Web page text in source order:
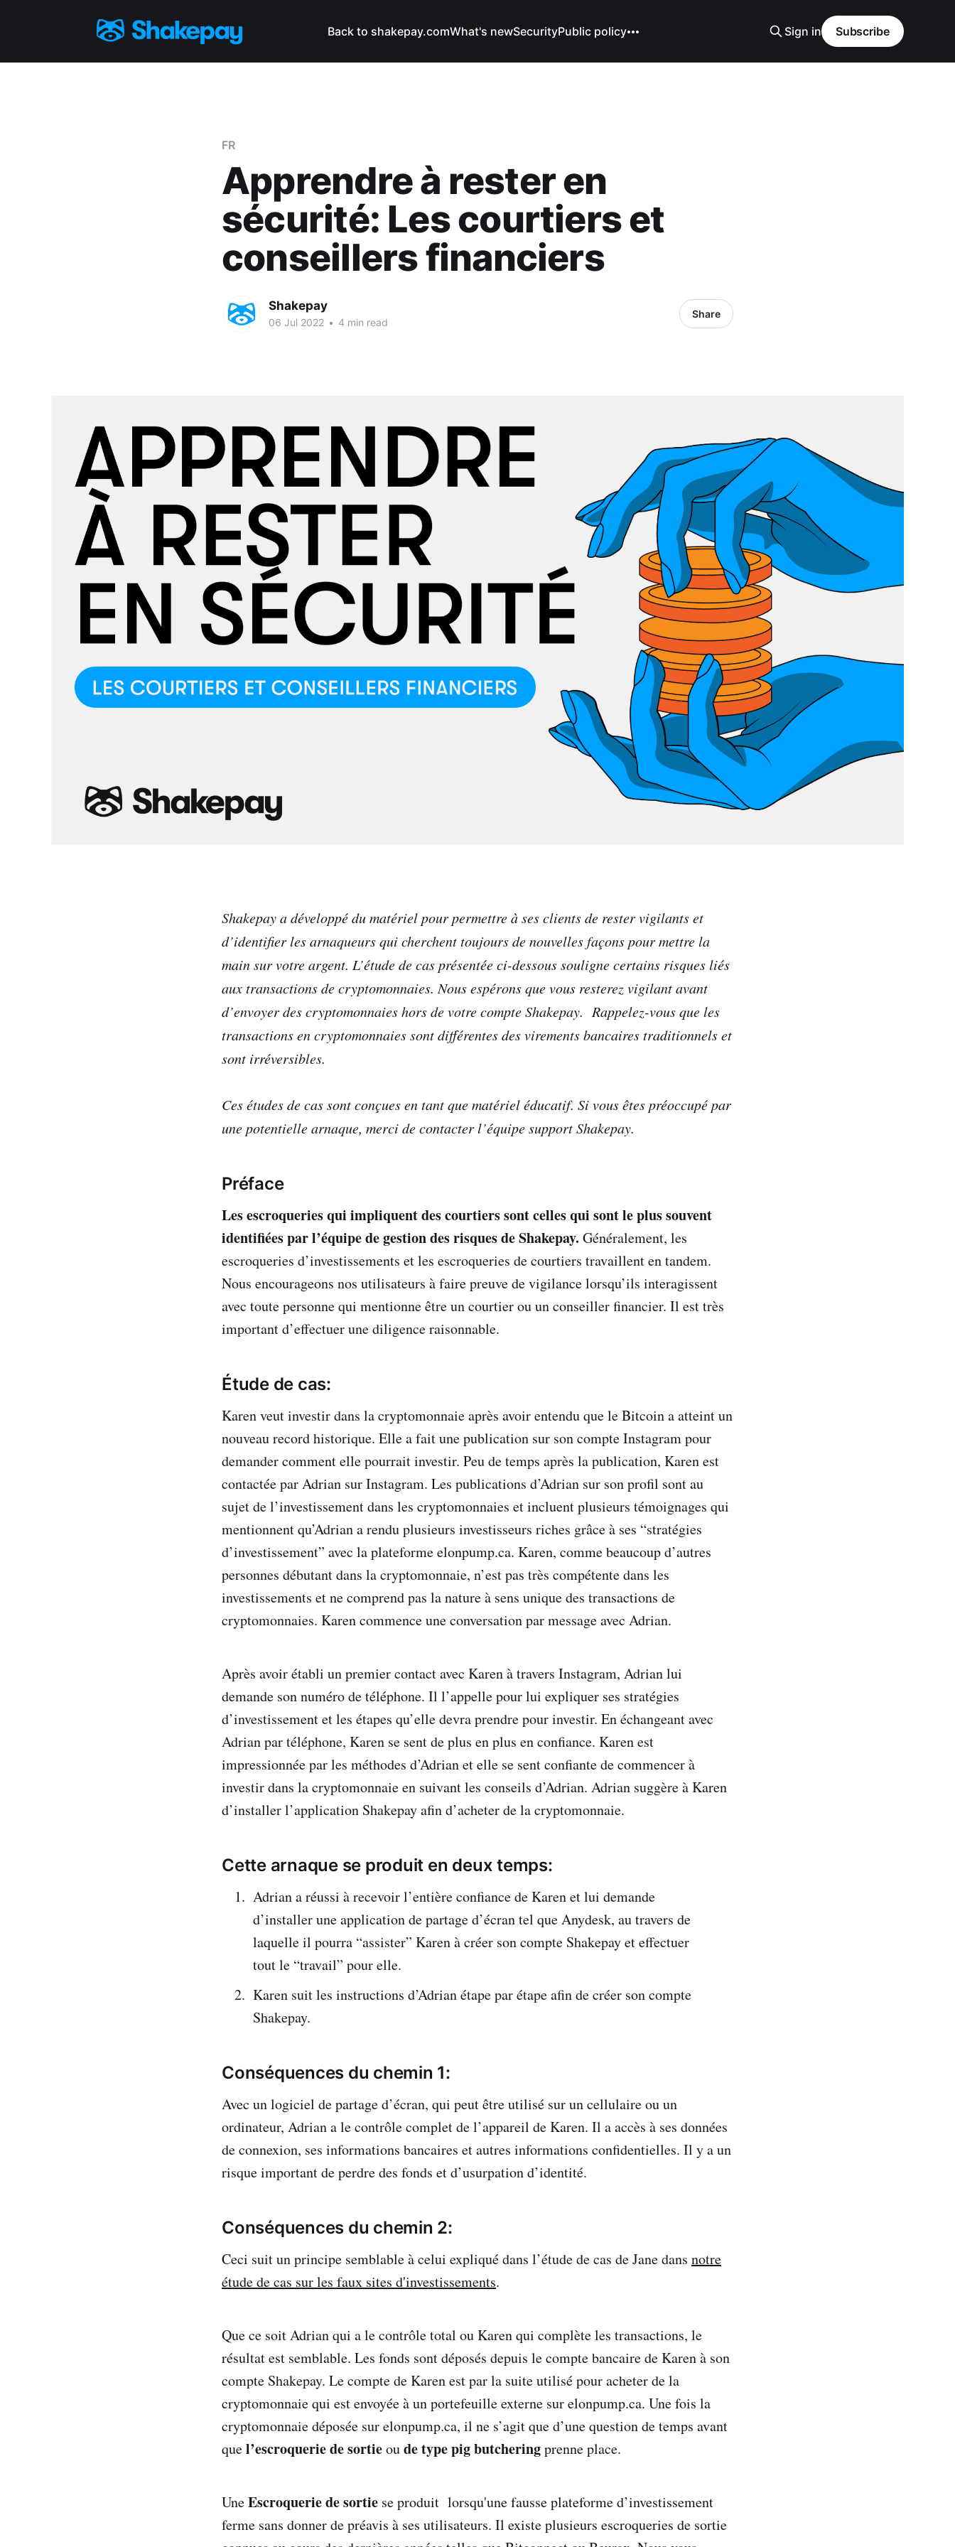
Back to shakepay.comWhat's newSecurityPublic policy Sign in Subscribe
FR
Apprendre à rester en
sécurité: Les courtiers et
conseillers financiers
Shakepay
06 Jul 2022 • 4 min read
Share
Shakepay a développé du matériel pour permettre à ses clients de rester vigilants et
d’identifier les arnaqueurs qui cherchent toujours de nouvelles façons pour mettre la
main sur votre argent. L’étude de cas présentée ci-dessous souligne certains risques liés
aux transactions de cryptomonnaies. Nous espérons que vous resterez vigilant avant
d’envoyer des cryptomonnaies hors de votre compte Shakepay. Rappelez-vous que les
transactions en cryptomonnaies sont différentes des virements bancaires traditionnels et
sont irréversibles.
Ces études de cas sont conçues en tant que matériel éducatif. Si vous êtes préoccupé par
une potentielle arnaque, merci de contacter l’équipe support Shakepay.
Préface
Les escroqueries qui impliquent des courtiers sont celles qui sont le plus souvent
identifiées par l’équipe de gestion des risques de Shakepay. Généralement, les
escroqueries d’investissements et les escroqueries de courtiers travaillent en tandem.
Nous encourageons nos utilisateurs à faire preuve de vigilance lorsqu’ils interagissent
avec toute personne qui mentionne être un courtier ou un conseiller financier. Il est très
important d’effectuer une diligence raisonnable.
Étude de cas:
Karen veut investir dans la cryptomonnaie après avoir entendu que le Bitcoin a atteint un
nouveau record historique. Elle a fait une publication sur son compte Instagram pour
demander comment elle pourrait investir. Peu de temps après la publication, Karen est
contactée par Adrian sur Instagram. Les publications d’Adrian sur son profil sont au
sujet de l’investissement dans les cryptomonnaies et incluent plusieurs témoignages qui
mentionnent qu’Adrian a rendu plusieurs investisseurs riches grâce à ses “stratégies
d’investissement” avec la plateforme elonpump.ca. Karen, comme beaucoup d’autres
personnes débutant dans la cryptomonnaie, n’est pas très compétente dans les
investissements et ne comprend pas la nature à sens unique des transactions de
cryptomonnaies. Karen commence une conversation par message avec Adrian.
Après avoir établi un premier contact avec Karen à travers Instagram, Adrian lui
demande son numéro de téléphone. Il l’appelle pour lui expliquer ses stratégies
d’investissement et les étapes qu’elle devra prendre pour investir. En échangeant avec
Adrian par téléphone, Karen se sent de plus en plus en confiance. Karen est
impressionnée par les méthodes d’Adrian et elle se sent confiante de commencer à
investir dans la cryptomonnaie en suivant les conseils d’Adrian. Adrian suggère à Karen
d’installer l’application Shakepay afin d’acheter de la cryptomonnaie.
Cette arnaque se produit en deux temps:
Adrian a réussi à recevoir l’entière confiance de Karen et lui demande
d’installer une application de partage d’écran tel que Anydesk, au travers de
laquelle il pourra “assister” Karen à créer son compte Shakepay et effectuer
tout le “travail” pour elle.
Karen suit les instructions d’Adrian étape par étape afin de créer son compte
Shakepay.
Conséquences du chemin 1:
Avec un logiciel de partage d’écran, qui peut être utilisé sur un cellulaire ou un
ordinateur, Adrian a le contrôle complet de l’appareil de Karen. Il a accès à ses données
de connexion, ses informations bancaires et autres informations confidentielles. Il y a un
risque important de perdre des fonds et d’usurpation d’identité.
Conséquences du chemin 2:
Ceci suit un principe semblable à celui expliqué dans l’étude de cas de Jane dans notre
étude de cas sur les faux sites d'investissements.
Que ce soit Adrian qui a le contrôle total ou Karen qui complète les transactions, le
résultat est semblable. Les fonds sont déposés depuis le compte bancaire de Karen à son
compte Shakepay. Le compte de Karen est par la suite utilisé pour acheter de la
cryptomonnaie qui est envoyée à un portefeuille externe sur elonpump.ca. Une fois la
cryptomonnaie déposée sur elonpump.ca, il ne s’agit que d’une question de temps avant
quel’escroquerie de sortieoude type pig butcheringprenne place.
UneEscroquerie de sortie se produit lorsqu'une fausse plateforme d’investissement
ferme sans donner de préavis à ses utilisateurs. Il existe plusieurs escroqueries de sortie